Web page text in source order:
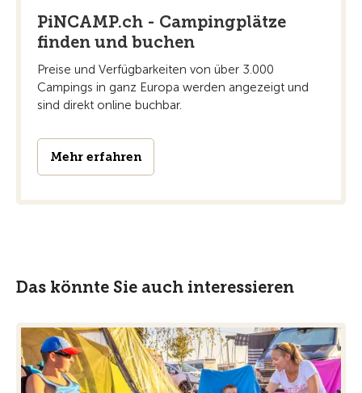
PiNCAMP.ch - Campingplätze
finden und buchen
Preise und Verfügbarkeiten von über 3.000
Campings in ganz Europa werden angezeigt und
sind direkt online buchbar.
Mehr erfahren
Das könnte Sie auch interessieren